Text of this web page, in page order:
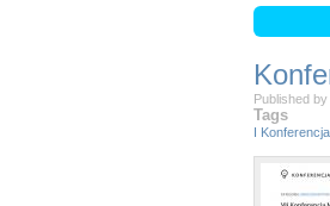
Published by
Tags
I